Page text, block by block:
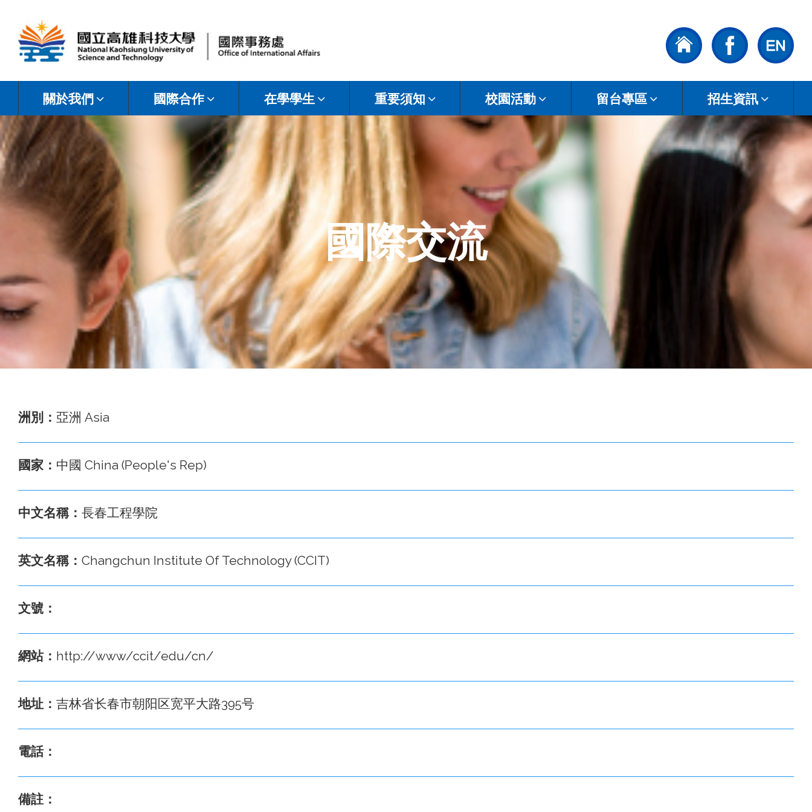
高
雄
科
技
學
事
務
處
關於我們 國際合作 在學學生 重要須知 校園活動 留台專區 招生資訊
國際交流
洲別： 亞洲 Asia
國家： 中國 China (People's Rep)
中文名稱： 長春工程學院
英文名稱： Changchun Institute Of Technology (CCIT)
文號：
網站： http://www/ccit/edu/cn/
地址： 吉林省长春市朝阳区宽平大路395号
電話：
備註：